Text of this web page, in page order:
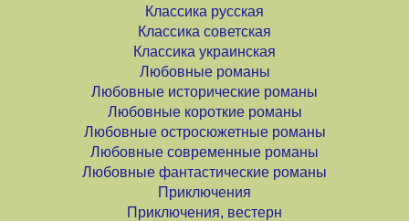
Классика русская
Классика советская
Классика украинская
Любовные романы
Любовные исторические романы
Любовные короткие романы
Любовные остросюжетные романы
Любовные современные романы
Любовные фантастические романы
Приключения
Приключения, вестерн